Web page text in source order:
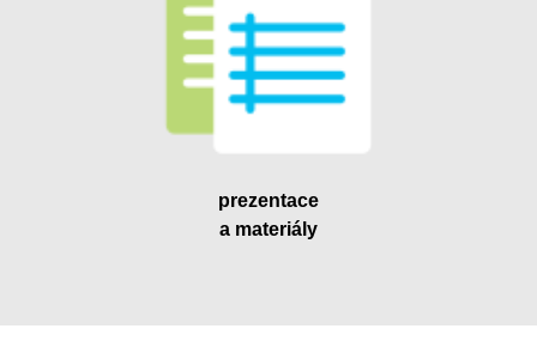
prezentace
a materiály